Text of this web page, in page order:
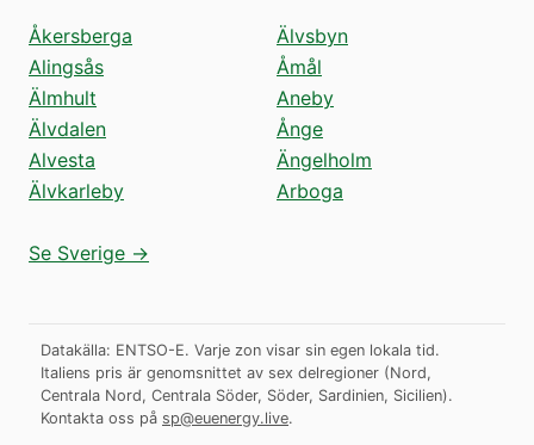
Åkersberga
Alingsås
Älmhult
Älvdalen
Alvesta
Älvkarleby
Älvsbyn
Åmål
Aneby
Ånge
Ängelholm
Arboga
Se Sverige →
Datakälla: ENTSO-E. Varje zon visar sin egen lokala tid.
Italiens pris är genomsnittet av sex delregioner (Nord,
Centrala Nord, Centrala Söder, Söder, Sardinien, Sicilien).
Kontakta oss på sp@euenergy.live.